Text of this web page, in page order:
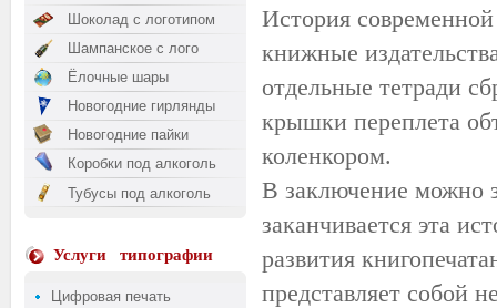
Шоколад с логотипом
Шампанское с лого
Ёлочные шары
Новогодние гирлянды
Новогодние пайки
Коробки под алкоголь
Тубусы под алкоголь
Услуги типографии
Цифровая печать
История современной
книжные
отдельные тетради
крышки переплета
коленкором.
В заключение можно
заканчивается эта
развития
представляет собой